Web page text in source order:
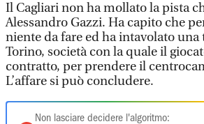
Il Cagliari non ha mollato la pista
Alessandro Gazzi. Ha capito che
niente da fare ed ha intavolato
Torino, società con la quale il
contratto, per prendere il
L’affare si può concludere.
Non lasciare decidere l'algoritmo: